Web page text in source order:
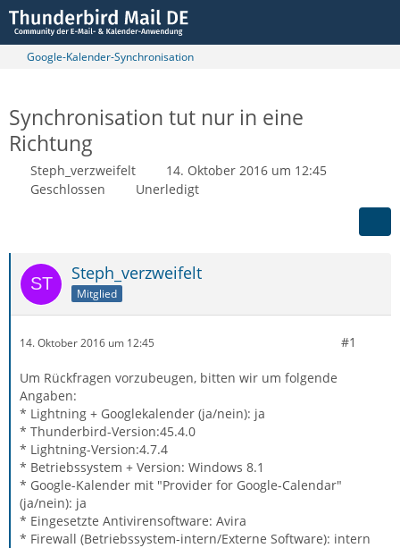
Google-Kalender-Synchronisation
Synchronisation tut nur in eine
Richtung
Steph_verzweifelt
14. Oktober 2016 um 12:45
Geschlossen
Unerledigt
Steph_verzweifelt
Mitglied
14. Oktober 2016 um 12:45 #1
Um Rückfragen vorzubeugen, bitten wir um folgende
Angaben:
* Lightning + Googlekalender (ja/nein): ja
* Thunderbird-Version:45.4.0
* Lightning-Version:4.7.4
* Betriebssystem + Version: Windows 8.1
* Google-Kalender mit "Provider for Google-Calendar"
(ja/nein): ja
* Eingesetzte Antivirensoftware: Avira
* Firewall (Betriebssystem-intern/Externe Software): intern